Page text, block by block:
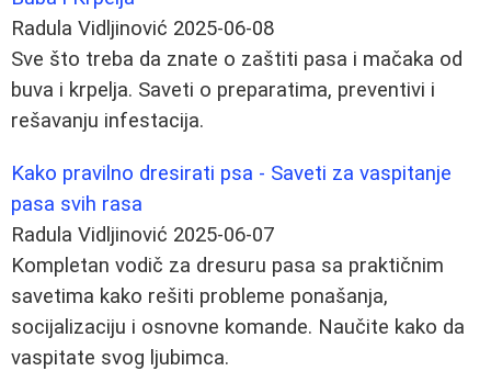
Radula Vidljinović 2025-06-08
Sve što treba da znate o zaštiti pasa i mačaka od
buva i krpelja. Saveti o preparatima, preventivi i
rešavanju infestacija.
Kako pravilno dresirati psa - Saveti za vaspitanje
pasa svih rasa
Radula Vidljinović 2025-06-07
Kompletan vodič za dresuru pasa sa praktičnim
savetima kako rešiti probleme ponašanja,
socijalizaciju i osnovne komande. Naučite kako da
vaspitate svog ljubimca.